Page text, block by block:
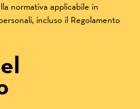
normativa applicabile in
incluso il Regolamento